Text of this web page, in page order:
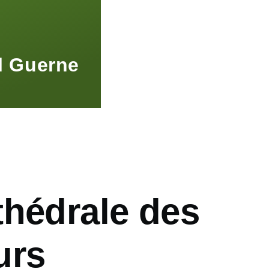
Guerne
des